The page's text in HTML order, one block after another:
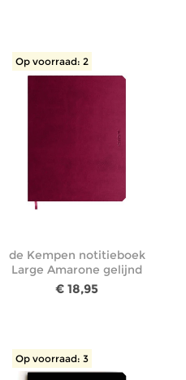
Op voorraad: 2
de Kempen notitieboek
Large Amarone gelijnd
€ 18,95
Op voorraad: 3